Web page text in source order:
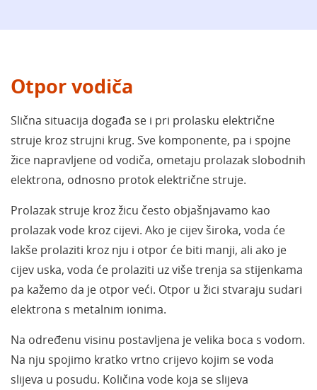
Otpor vodiča
Slična situacija događa se i pri prolasku električne
struje kroz strujni krug. Sve komponente, pa i spojne
žice napravljene od vodiča, ometaju prolazak slobodnih
elektrona, odnosno protok električne struje.
Prolazak struje kroz žicu često objašnjavamo kao
prolazak vode kroz cijevi. Ako je cijev široka, voda će
lakše prolaziti kroz nju i otpor će biti manji, ali ako je
cijev uska, voda će prolaziti uz više trenja sa stijenkama
pa kažemo da je otpor veći. Otpor u žici stvaraju sudari
elektrona s metalnim ionima.
Na određenu visinu postavljena je velika boca s vodom.
Na nju spojimo kratko vrtno crijevo kojim se voda
slijeva u posudu. Količina vode koja se slijeva